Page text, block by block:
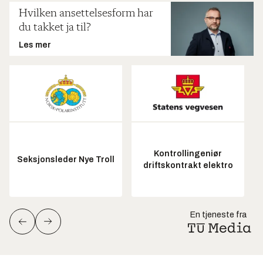
Hvilken ansettelsesform har
du takket ja til?
Les mer
Seksjonsleder Nye Troll
Kontrollingeniør
driftskontrakt elektro
En tjeneste fra